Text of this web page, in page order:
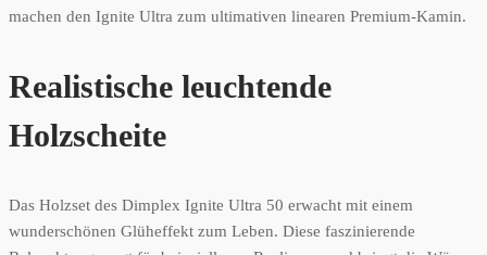
machen den Ignite Ultra zum ultimativen linearen Premium-Kamin.
Realistische leuchtende
Holzscheite
Das Holzset des Dimplex Ignite Ultra 50 erwacht mit einem
wunderschönen Glüheffekt zum Leben. Diese faszinierende